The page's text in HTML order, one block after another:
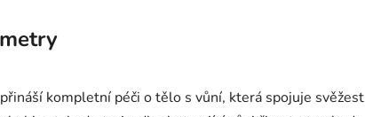
přináší kompletní péči o tělo s vůní, která spojuje svěžest